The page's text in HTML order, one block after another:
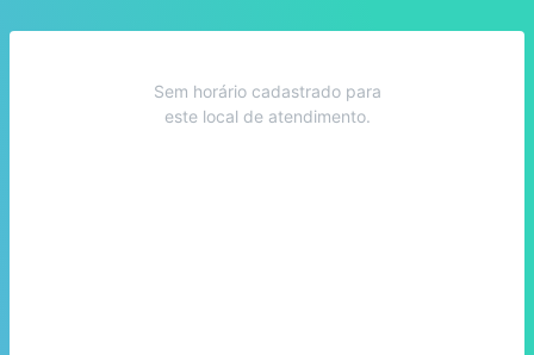
Sem horário cadastrado para
este local de atendimento.